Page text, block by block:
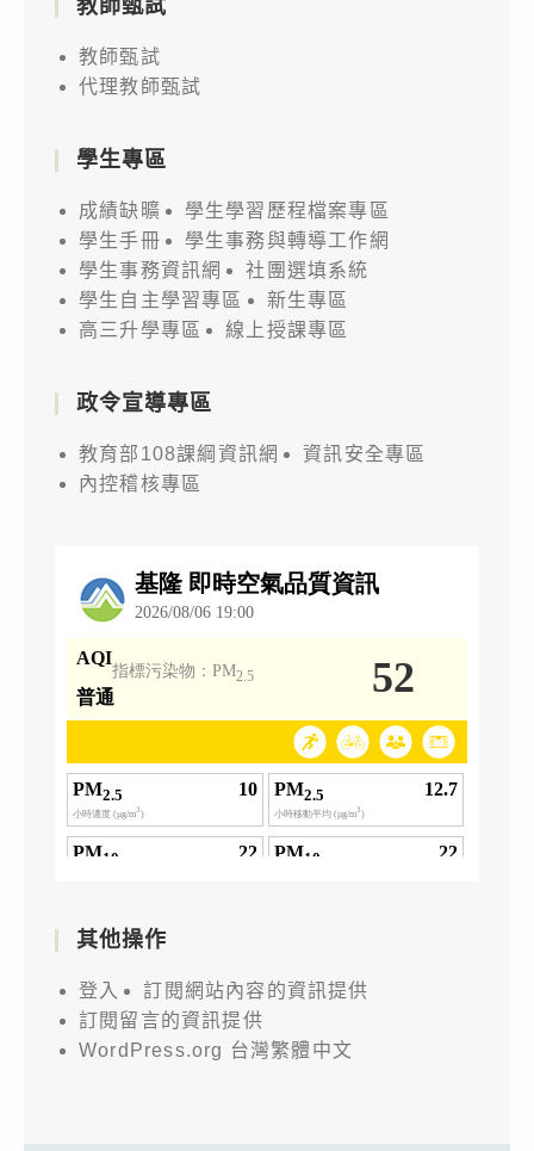
教師甄試
教師甄試
代理教師甄試
學生專區
成績缺曠
學生學習歷程檔案專區
學生手冊
學生事務與轉導工作網
學生事務資訊網
社團選填系統
學生自主學習專區
新生專區
高三升學專區
線上授課專區
政令宣導專區
教育部108課綱資訊網
資訊安全專區
內控稽核專區
其他操作
登入
訂閱網站內容的資訊提供
訂閱留言的資訊提供
WordPress.org 台灣繁體中文